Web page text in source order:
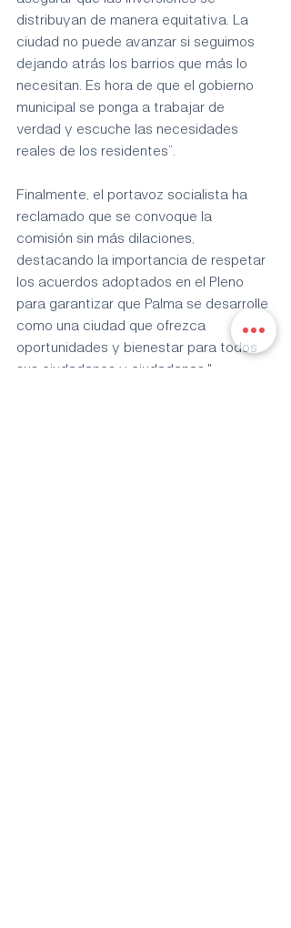
distribuyan de manera equitativa. La
ciudad no puede avanzar si seguimos
dejando atrás los barrios que más lo
necesitan. Es hora de que el gobierno
municipal se ponga a trabajar de
verdad y escuche las necesidades
reales de los residentes”.
Finalmente, el portavoz socialista ha
reclamado que se convoque la
comisión sin más dilaciones,
destacando la importancia de respetar
los acuerdos adoptados en el Pleno
para garantizar que Palma se desarrolle
como una ciudad que ofrezca
oportunidades y bienestar para todos
sus ciudadanos y ciudadanas."